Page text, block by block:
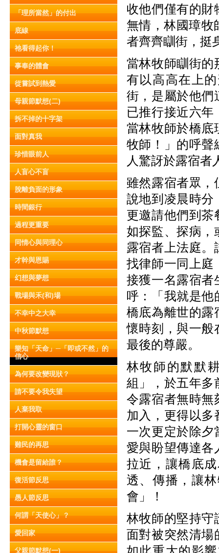
「理所當然」的付出
底線
祂看得起你！
事奉的體會
從嘗試到熱愛
母親節默想(二)
拆不掉的十字架
面對真我
珍惜眼前人
人盲心不盲
脫離負面的形象
時間銀行
過程更重要
同情心與同理心
才幹與恩賜
幻想與夢想
戰場與禾(和)場
不幸中之大幸
中秋節默想
樂知「天命」─「即或不然」的
信心
為何要改變現狀？
請不要令我失望
人棄我取
打開心靈的窗口
難民的再思
機會是留給誰？
復活節反思
愚人節反思
何謂「天使心」？
愛回家
父親節默想(一)
收他們僅有的財
無情，林國璋牧
者齊齊瞓街，挺
當林牧師瞓街的
有以高高在上
街，是屬於他們
已推行接近六
當林牧師於橋底
牧師！」的呼聲
人驚訝於露宿
雖然露宿者眾，
說地到凌晨時分
更邀請他們到茶
如探監、探病，
露宿者上法庭
找律師一同上庭
接獲一名露宿者
呼：「我就是他
橋底為離世的露
懷時刻，與一般
最後的尊嚴。
林牧師的默默
組」，於五年多
令露宿者無時無
加入，更得以多
一次更定於除夕
愛與盼望傳達各
拉近，讓橋底
透、傳播，讓
會」！
林牧師的堅持守
面對被突然清場